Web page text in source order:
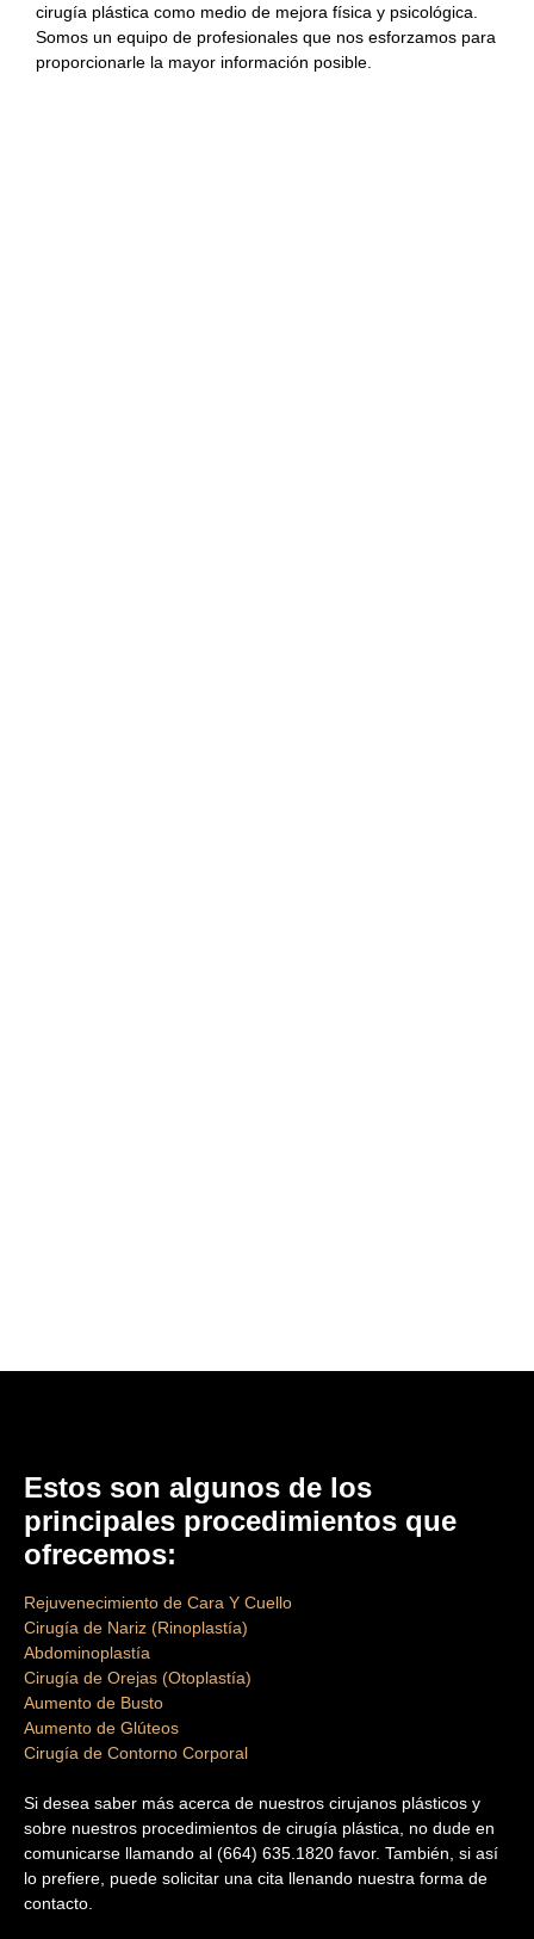
cirugía plástica como medio de mejora física y psicológica.
Somos un equipo de profesionales que nos esforzamos para
proporcionarle la mayor información posible.
Estos son algunos de los
principales procedimientos que
ofrecemos:
Rejuvenecimiento de Cara Y Cuello
Cirugía de Nariz (Rinoplastía)
Abdominoplastía
Cirugía de Orejas (Otoplastía)
Aumento de Busto
Aumento de Glúteos
Cirugía de Contorno Corporal
Si desea saber más acerca de nuestros cirujanos plásticos y
sobre nuestros procedimientos de cirugía plástica, no dude en
comunicarse llamando al (664) 635.1820 favor. También, si así
lo prefiere, puede solicitar una cita llenando nuestra forma de
contacto.